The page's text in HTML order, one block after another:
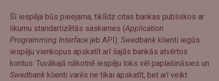
Šī iespēja būs pieejama, tiklīdz citas bankas publiskos ar
likumu standartizētās saskarnes (Application
Programming Interface jeb API). Swedbank klienti iegūs
iespēju vienkopus apskatīt arī šajās bankās atvērtos
kontus. Tuvākajā nākotnē iespēju loks vēl paplašināsies un
Swedbank klienti varēs ne tikai apskatīt, bet arī veikt